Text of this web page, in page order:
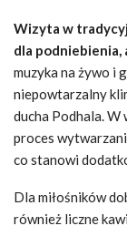
Wizyta w
dla podniebienia,
muzyka na żywo i
niepowtarzalny
ducha Podhala. W
proces
co stanowi
Dla miłośników
również liczne